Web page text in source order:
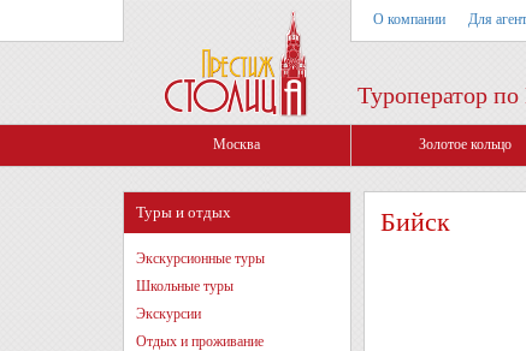
О компании Для
Туроператор
Москва Золотое кольцо
Туры и отдых
Экскурсионные туры
Школьные туры
Экскурсии
Отдых и проживание
Бийск